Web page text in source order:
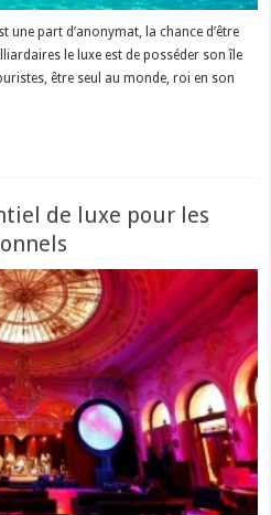
une part d’anonymat, la chance d’être
le luxe est de posséder son île
être seul au monde, roi en son
de luxe pour les